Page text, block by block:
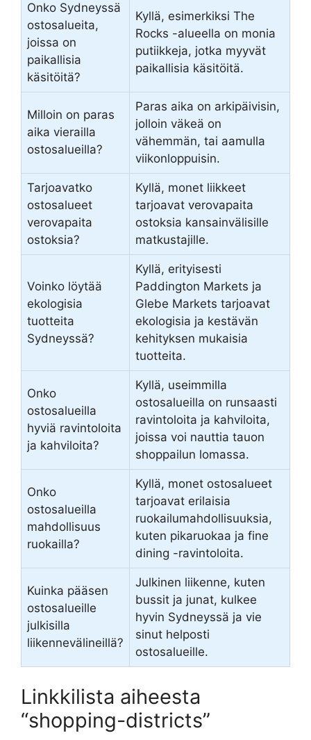
Onko Sydneyssä
ostosalueita,
joissa on
paikallisia
käsitöitä?
Kyllä, esimerkiksi The
Rocks -alueella on monia
putiikkeja, jotka myyvät
paikallisia käsitöitä.
Milloin on paras
aika vierailla
ostosalueilla?
Paras aika on arkipäivisin,
jolloin väkeä on
vähemmän, tai aamulla
viikonloppuisin.
Tarjoavatko
ostosalueet
verovapaita
ostoksia?
Kyllä, monet liikkeet
tarjoavat verovapaita
ostoksia kansainvälisille
matkustajille.
Voinko löytää
ekologisia
tuotteita
Sydneyssä?
Kyllä, erityisesti
Paddington Markets ja
Glebe Markets tarjoavat
ekologisia ja kestävän
kehityksen mukaisia
tuotteita.
Onko
ostosalueilla
hyviä ravintoloita
ja kahviloita?
Kyllä, useimmilla
ostosalueilla on runsaasti
ravintoloita ja kahviloita,
joissa voi nauttia tauon
shoppailun lomassa.
Onko
ostosalueilla
mahdollisuus
ruokailla?
Kyllä, monet ostosalueet
tarjoavat erilaisia
ruokailumahdollisuuksia,
kuten pikaruokaa ja fine
dining -ravintoloita.
Kuinka pääsen
ostosalueille
julkisilla
liikennevälineillä?
Julkinen liikenne, kuten
bussit ja junat, kulkee
hyvin Sydneyssä ja vie
sinut helposti
ostosalueille.
Linkkilista aiheesta
“shopping-districts”